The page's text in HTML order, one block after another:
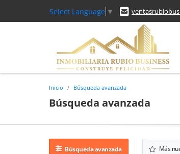
Select Language ▼
Inicio Búsqueda avanzada
Búsqueda avanzada
Búsqueda avanzada Más